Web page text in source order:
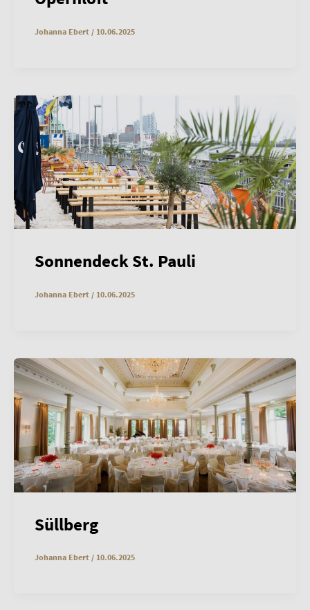
Johanna Ebert / 10.06.2025
Sonnendeck St. Pauli
Johanna Ebert / 10.06.2025
Süllberg
Johanna Ebert / 10.06.2025